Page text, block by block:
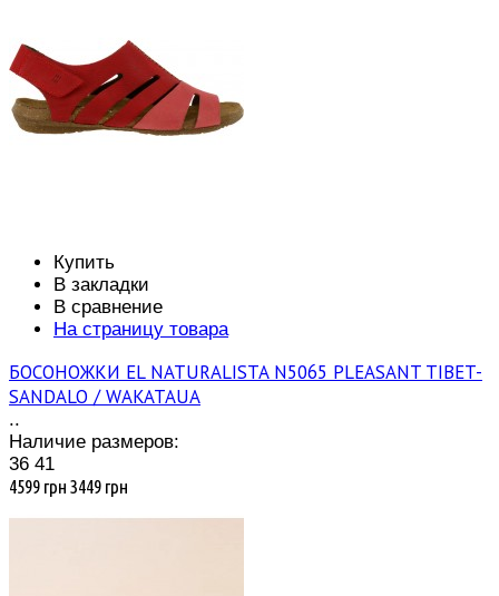
Купить
В закладки
В сравнение
На страницу товара
БОСОНОЖКИ EL NATURALISTA N5065 PLEASANT TIBET-
SANDALO / WAKATAUA
..
Наличие размеров:
36 41
4599 грн 3449 грн